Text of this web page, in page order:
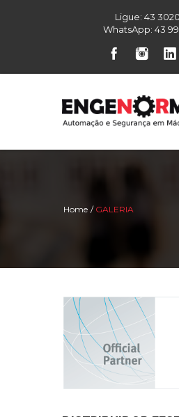
Ligue: 43
WhatsApp: 43
Home GALERIA